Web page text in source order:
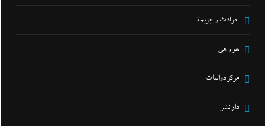
حوادث و جريمة
هو و هي
مركز دراسات
دار نشر